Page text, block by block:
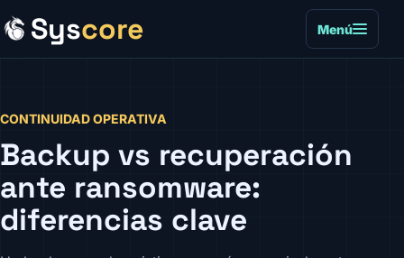
Syscore Menú
CONTINUIDAD OPERATIVA
Backup vs recuperación
ante ransomware:
diferencias clave